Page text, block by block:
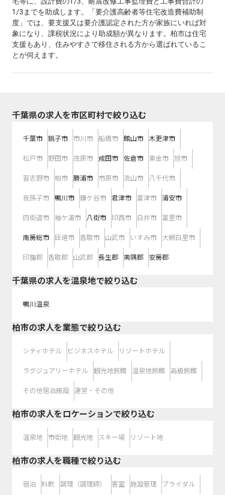
1/3までを助成します。「要介護高齢者等住宅改造費補助制
度」では、要支援又は要介護認定された方が家族にいれば対
象になり、課税状況により助成額が異なります。柏市は住宅
支援もあり、住みやすさで移住される方から選ばれているこ
とが伺えます。
千葉県の求人を市区町村で絞り込む
千葉市 銚子市 市川市 船橋市 館山市 木更津市
松戸市 野田市 茂原市 成田市 佐倉市 東金市 旭市
習志野市 柏市 勝浦市 市原市 流山市 八千代市
我孫子市 鴨川市 鎌ケ谷市 君津市 富津市 浦安市
四街道市 袖ケ浦市 八街市 印西市 白井市 富里市
南房総市 匝瑳市 香取市 山武市 いすみ市 大網白里市
印旛郡 香取郡 山武郡 長生郡 夷隅郡 安房郡
千葉県の求人を温泉地で絞り込む
鴨川温泉
柏市の求人を業態で絞り込む
シティホテル ビジネスホテル リゾートホテル
ラグジュアリーホテル 観光地旅館 温泉地旅館 高級旅館
その他宿泊施設 運営・その他
柏市の求人をロケーションで絞り込む
温泉地 市街地 観光地 スキー場 リゾート地
柏市の求人を職種で絞り込む
宿泊 料飲 調理（調理師） 客室 施設管理 ブライダル